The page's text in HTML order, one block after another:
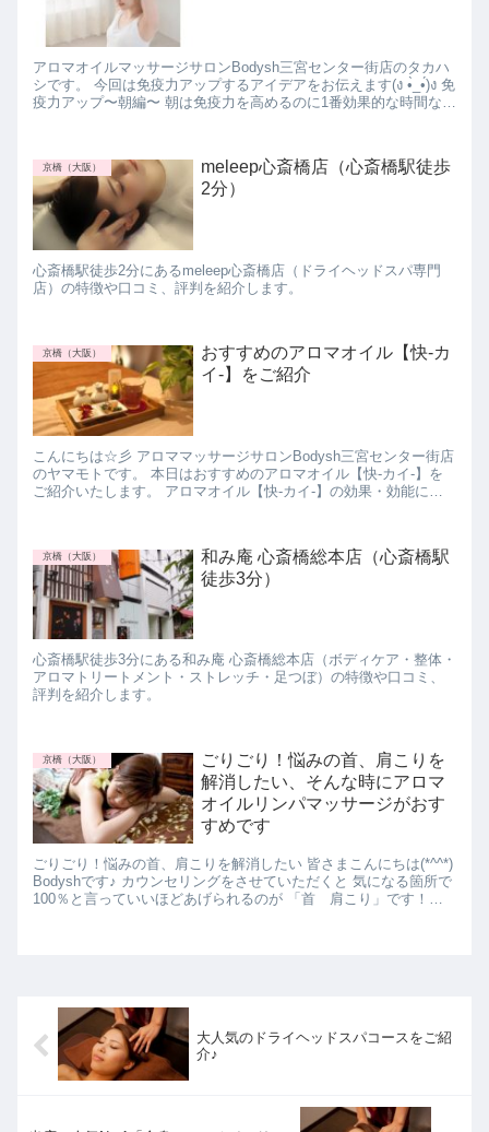
アロマオイルマッサージサロンBodysh三宮センター街店のタカハ
シです。 今回は免疫力アップするアイデアをお伝えます(ง •̀_•́)ง 免
疫力アップ〜朝編〜 朝は免疫力を高めるのに1番効果的な時間なん
京橋（大阪）
meleep心斎橋店（心斎橋駅徒歩
2分）
心斎橋駅徒歩2分にあるmeleep心斎橋店（ドライヘッドスパ専門
店）の特徴や口コミ、評判を紹介します。
京橋（大阪）
おすすめのアロマオイル【快-カ
イ-】をご紹介
こんにちは☆彡 アロママッサージサロンBodysh三宮センター街店
のヤマモトです。 本日はおすすめのアロマオイル【快-カイ-】を
ご紹介いたします。 アロマオイル【快-カイ-】の効果・効能につ
京橋（大阪）
和み庵 心斎橋総本店（心斎橋駅
徒歩3分）
心斎橋駅徒歩3分にある和み庵 心斎橋総本店（ボディケア・整体・
アロマトリートメント・ストレッチ・足つぼ）の特徴や口コミ、
評判を紹介します。
京橋（大阪）
ごりごり！悩みの首、肩こりを
解消したい、そんな時にアロマ
オイルリンパマッサージがおす
すめです
ごりごり！悩みの首、肩こりを解消したい 皆さまこんにちは(*^^*)
Bodyshです♪ カウンセリングをさせていただくと 気になる箇所で
100％と言っていいほどあげられるのが 「首 肩こり」です！
大人気のドライヘッドスパコースをご紹
介♪